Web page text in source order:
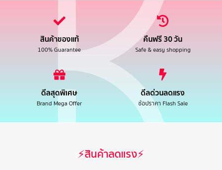
สินค้าของแท้
100% Guarantee
คืนฟรี 30 วัน
Safe & easy shopping
ดีลสุดพิเศษ
Brand Mega Offer
ดีลด่วนลดแรง
ช้อปราคา Flash Sale
⚡สินค้าลดแรง⚡